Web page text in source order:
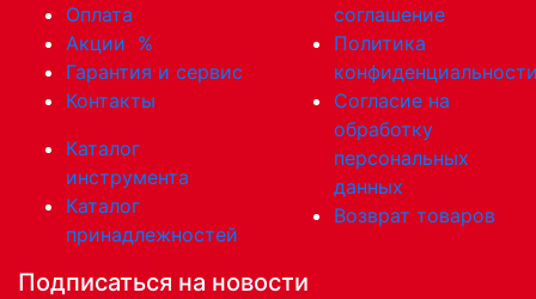
Оплата
Акции %
Гарантия и сервис
Контакты
Каталог
инструмента
Каталог
принадлежностей
соглашение
Политика
Согласие на
обработку
персональных
данных
Возврат товаров
Подписаться на новости